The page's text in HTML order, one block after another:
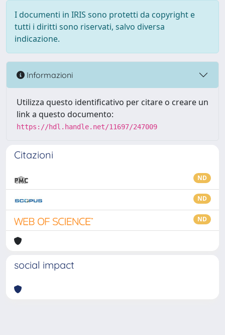
I documenti in IRIS sono protetti da copyright e
tutti i diritti sono riservati, salvo diversa
indicazione.
Informazioni
Utilizza questo identificativo per citare o creare un
link a questo documento:
https://hdl.handle.net/11697/247009
Citazioni
ND
ND
ND
social impact